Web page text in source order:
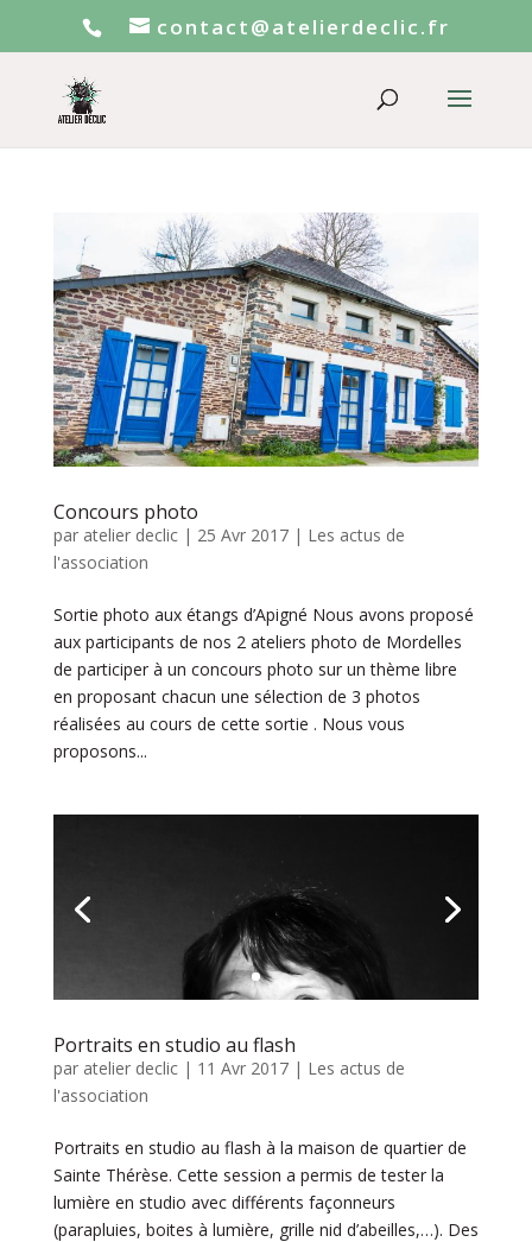
contact@atelierdeclic.fr
Concours photo
par atelier declic| 25 Avr 2017| Les actus de
l'association
Sortie photo aux étangs d’Apigné Nous avons proposé
aux participants de nos 2 ateliers photo de Mordelles
de participer à un concours photo sur un thème libre
en proposant chacun une sélection de 3 photos
réalisées au cours de cette sortie . Nous vous
proposons...
Portraits en studio au flash
par atelier declic| 11 Avr 2017| Les actus de
l'association
Portraits en studio au flash à la maison de quartier de
Sainte Thérèse. Cette session a permis de tester la
lumière en studio avec différents façonneurs
(parapluies, boites à lumière, grille nid d’abeilles,…). Des